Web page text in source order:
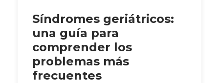
Síndromes geriátricos:
una guía para
comprender los
problemas más
frecuentes